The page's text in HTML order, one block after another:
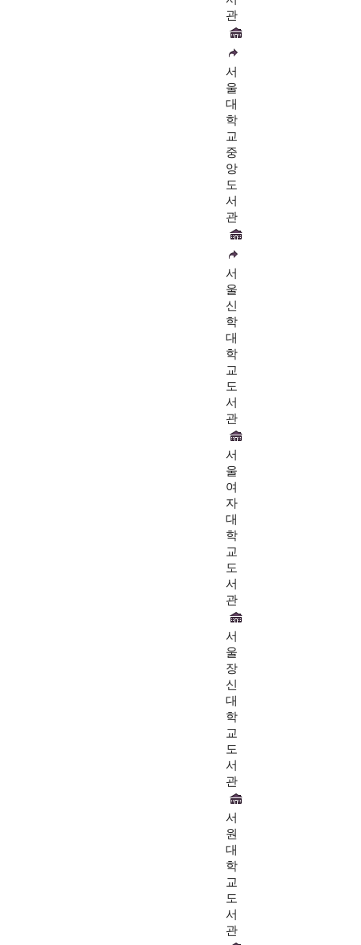
관
서
울
대
학
교
중
앙
도
서
관
서
울
신
학
대
학
교
도
서
관
서
울
여
자
대
학
교
도
서
관
서
울
장
신
대
학
교
도
서
관
서
원
대
학
교
도
서
관